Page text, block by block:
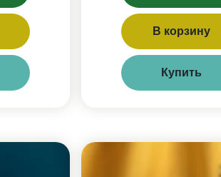
В корзину
Купить